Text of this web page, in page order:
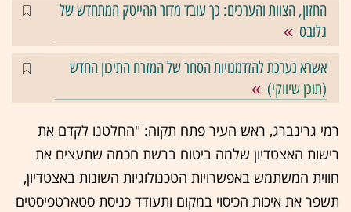
החזון, הצוות והערכים: כך עובד מדור ההייטק המתחדש של
גלובס
אשרא נערכת להזדמנויות הסחר של המזרח התיכון החדש
(תוכן שיווקי)
רמי גרינברג, ראש העיר פתח תקוה: "החלטנו לקדם את
רישות האצטדיון שלמה ביטוח ברשת חכמה שתעצים את
חווית המשתמש באפשרויות הטכנולוגיות השונות באצטדיון,
תשפר את איכות הכיסוי במקום ותעודד כניסת סטארטפיסטים